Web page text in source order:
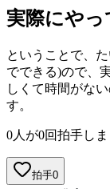
実際にやっ
ということで、
でできる)ので、
しくて時間がな
す。
0人が0回拍手しま
拍手0